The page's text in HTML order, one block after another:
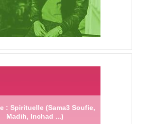
: Spirituelle (Sama3 Soufie,
Madih, Inchad ...)